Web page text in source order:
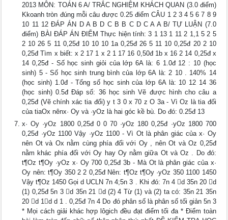
2013 MÔN: TOÁN 6 A/ TRẮC NGHIỆM KHÁCH QUAN (3.0 điểm)
Kkoanh tròn đúng mỗi câu được 0.25 điểm CÂU 1 2 3 4 5 6 7 8 9
10 11 12 ĐÁP ÁN D A B D C B B C D C A A B/ TỰ LUẬN (7.0
điểm) BÀI ĐÁP ÁN ĐIỂM Thực hiện tính: 3 1 13 1 11 2 1,1 5 2 5
2 10 26 5 11 0,25đ 10 10 10 1a 0,25đ 26 5 11 10 0,25đ 20 2 10
0,25đ Tìm x biết: x 2 17 1 x 2 1 17 16 0,50đ 1b x 16 2 14 0,25đ x
14 0,25đ - Số học sinh giỏi của lớp 6A là: 6 1.0đ 12 : 10 (học
sinh) 5 - Số học sinh trung bình của lớp 6A là: 2 10 . 140% 14
(học sinh) 1.0đ - Tổng số học sinh của lớp 6A là: 10 12 14 36
(học sinh) 0.5đ Đáp số: 36 học sinh Vẽ được hình cho câu a
0,25đ (Vẽ chính xác tia đối) y t 3 0 x 70 z O 3a - Vì Oz là tia đối
của tiaOx nênx· Oy và ·yOz là hai góc kề bù. Do đó: 0.25đ 13
x· Oy ·yOz 1800 0,25đ 0 0 70 ·yOz 180 0,25đ ·yOz 1800 700
0,25đ ·yOz 1100 Vậy ·yOz 1100 - Vì Ot là phân giác của x· Oy
nên Ot và Ox nằm cùng phía đối với Oy , nên Ot và Oz 0,25đ
nằm khác phía đối với Oy hay Oy nằm giữa Ot và Oz . Do đó:
t¶Oz t¶Oy ·yOz x· Oy 700 0,25đ 3b - Mà Ot là phân giác của x·
Oy nên: t¶Oy 350 2 2 0,25đ Nên: t¶Oz t¶Oy ·yOz 350 1100 1450
Vậy t¶Oz 1450 Gọi d UCLN 7n 4;5n 3 . Khi đó: 7n 4 d 35n 20 d
(1) 0,25đ 5n 3 d 35n 21 d (2) 4 Từ (1) và (2) ta có: 35n 21 35n
20 d 1d d 1 . 0,25đ 7n 4 Do đó phân số là phân số tối giản 5n 3
* Mọi cách giải khác hợp lôgich đều đạt điểm tối đa * Điểm toàn